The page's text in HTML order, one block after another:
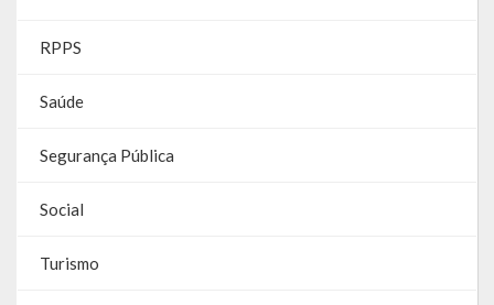
Parcerias – LEI 13.019/2014
RGF
RPPS
Saúde
Segurança Pública
Social
Turismo